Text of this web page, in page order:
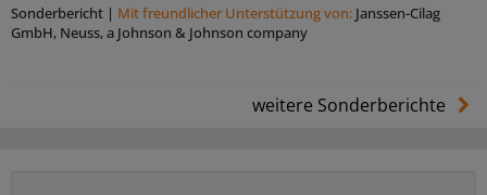
Sonderbericht | Mit freundlicher Unterstützung von: Janssen-Cilag
GmbH, Neuss, a Johnson & Johnson company
weitere Sonderberichte